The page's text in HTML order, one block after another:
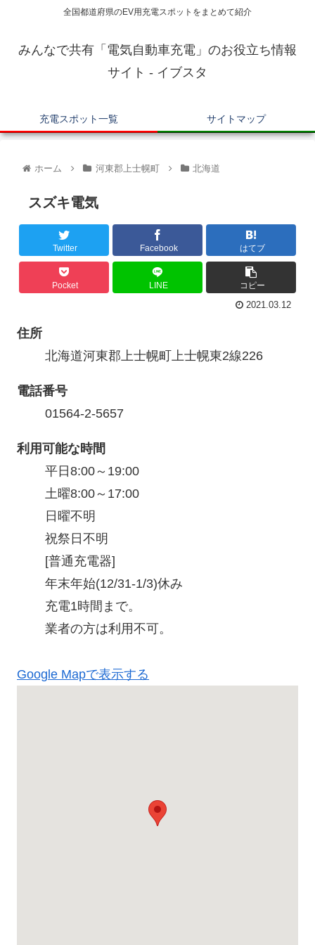
全国都道府県のEV用充電スポットをまとめて紹介
みんなで共有「電気自動車充電」のお役立ち情報
サイト - イブスタ
充電スポット一覧 サイトマップ
ホーム 河東郡上士幌町 北海道
スズキ電気
Twitter Facebook はてブ
Pocket LINE コピー
2021.03.12
住所
北海道河東郡上士幌町上士幌東2線226
電話番号
01564-2-5657
利用可能な時間
平日8:00～19:00
土曜8:00～17:00
日曜不明
祝祭日不明
[普通充電器]
年末年始(12/31-1/3)休み
充電1時間まで。
業者の方は利用不可。
Google Mapで表示する